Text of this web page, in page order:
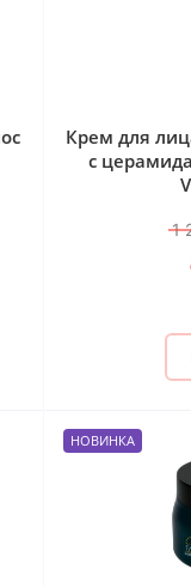
Крем для
с
1
НОВИНКА